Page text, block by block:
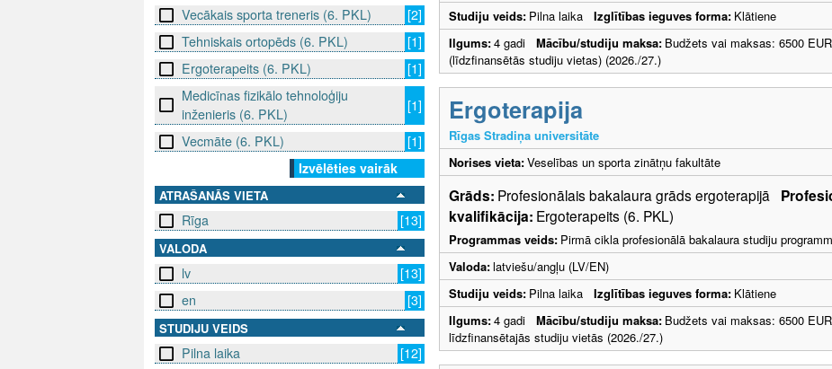
Vecākais sporta treneris (6. PKL)
[2]
Tehniskais ortopēds (6. PKL)
[1]
Ergoterapeits (6. PKL)
[1]
Medicīnas fizikālo tehnoloģiju
inženieris (6. PKL)
[1]
Vecmāte (6. PKL)
[1]
Izvēlēties vairāk
ATRAŠANĀS VIETA
Rīga [13]
VALODA
lv
[13]
en
[3]
STUDIJU VEIDS
Pilna laika
[12]
Studiju veids: Pilna laika Izglītības ieguves forma: Klātiene
Ilgums:4 gadi Mācību/studiju maksa: Budžets vai maksas: 6500
(līdzfinansētās studiju vietas) (2026./27.)
Ergoterapija
Rīgas Stradiņa universitāte
Norises vieta:Veselības un sporta zinātņu fakultāte
Grāds: Profesionālais bakalaura grāds ergoterapijā
kvalifikācija: Ergoterapeits (6. PKL)
Programmas veids: Pirmā cikla profesionālā bakalaura studiju
Valoda:latviešu/angļu (LV/EN)
Studiju veids: Pilna laika Izglītības ieguves forma: Klātiene
Ilgums:4 gadi Mācību/studiju maksa: Budžets vai maksas: 6500
līdzfinansētajās studiju vietās (2026./27.)